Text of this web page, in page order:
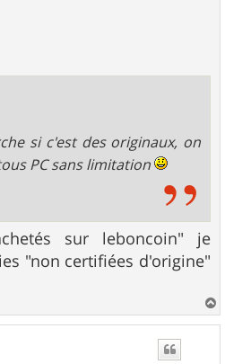
si c'est des originaux, on
PC sans limitation
sur leboncoin" je
"non certifiées d'origine"
a